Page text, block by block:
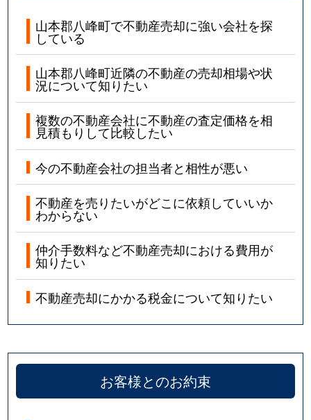
山本郡八峰町で不動産売却に強い会社を探
している
山本郡八峰町近隣の不動産の売却相場や状
況について知りたい
複数の不動産会社に不動産の査定価格を相
見積もりして比較したい
今の不動産会社の担当者と相性が悪い
不動産を売りたいがどこに依頼していいか
わからない
仲介手数料など不動産売却における費用が
知りたい
不動産売却にかかる税金について知りたい
お客様とのお約束